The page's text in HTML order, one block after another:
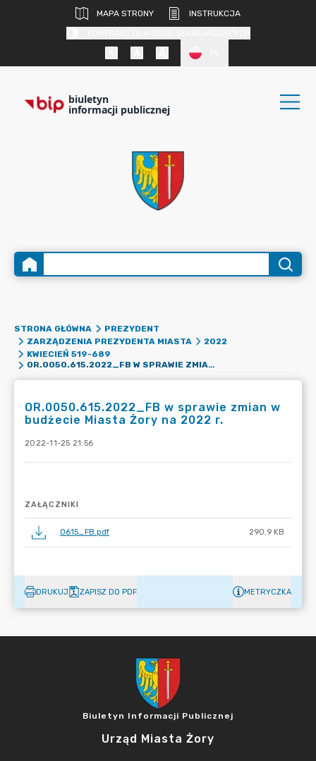
MAPA STRONY
INSTRUKCJA
biuletyn
informacji publicznej
STRONA GŁÓWNA
PREZYDENT
ZARZĄDZENIA PREZYDENTA MIASTA
2022
KWIECIEŃ 519-689
OR.0050.615.2022_FB W SPRAWIE ZMIAN W BUDŻECIE MIASTA ŻORY NA 2022 R.
OR.0050.615.2022_FB w sprawie zmian w
budżecie Miasta Żory na 2022 r.
2022-11-25 21:56
ZAŁĄCZNIKI
0615_FB.pdf 290.9 KB
DRUKUJ ZAPISZ DO PDF METRYCZKA
Biuletyn Informacji Publicznej
Urząd Miasta Żory